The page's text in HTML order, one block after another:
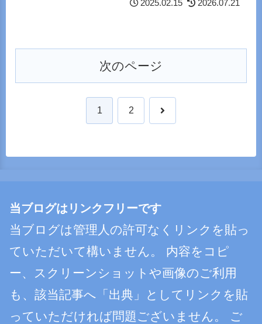
2025.02.15 2026.07.21
次のページ
1 2 次
当ブログはリンクフリーです
当ブログは管理人の許可なくリンクを貼っ
ていただいて構いません。 内容をコピ
ー、スクリーンショットや画像のご利用
も、該当記事へ「出典」としてリンクを貼
っていただければ問題ございません。 ご